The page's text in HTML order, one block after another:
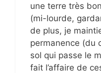
une terre très
(mi-lourde,
de plus, je
permanence (du
sol qui passe le
fait l’affaire de